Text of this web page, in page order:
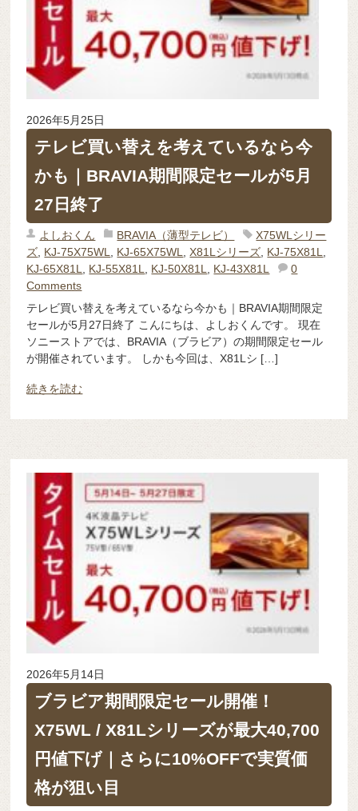
2026年5月25日
テレビ買い替えを考えているなら今
かも｜BRAVIA期間限定セールが5月
27日終了
よしおくん BRAVIA（薄型テレビ）
X75WLシリー
ズ, KJ-75X75WL, KJ-65X75WL,X81Lシリーズ, KJ-75X81L,
KJ-65X81L, KJ-55X81L, KJ-50X81L, KJ-43X81L
0
Comments
テレビ買い替えを考えているなら今かも｜BRAVIA期間限定
セールが5月27日終了 こんにちは、よしおくんです。 現在
ソニーストアでは、BRAVIA（ブラビア）の期間限定セール
が開催されています。 しかも今回は、X81Lシ […]
続きを読む
2026年5月14日
ブラビア期間限定セール開催！
X75WL / X81Lシリーズが最大40,700
円値下げ｜さらに10%OFFで実質価
格が狙い目